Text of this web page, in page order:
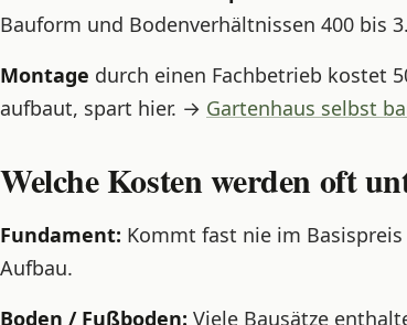
Bauform und Bodenverhältnissen 400 bis
Montage durch einen Fachbetrieb kostet
aufbaut, spart hier. → Gartenhaus selbst
Welche Kosten werden oft
Fundament: Kommt fast nie im
Aufbau.
Boden / Fußboden: Viele Bausätze